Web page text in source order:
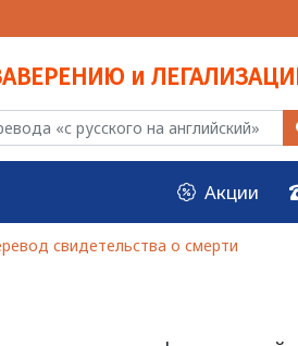
и
Акции
свидетельства о смерти